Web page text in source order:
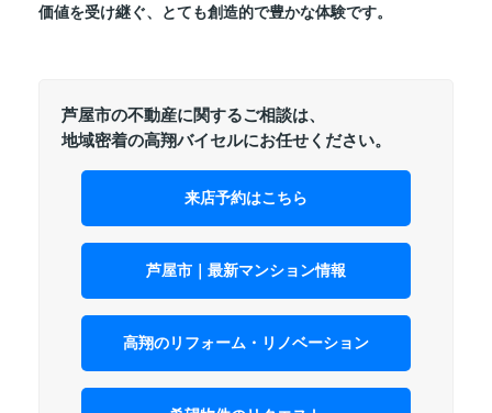
価値を受け継ぐ、とても創造的で豊かな体験です。
芦屋市の不動産に関するご相談は、
地域密着の高翔バイセルにお任せください。
来店予約はこちら
芦屋市｜最新マンション情報
高翔のリフォーム・リノベーション